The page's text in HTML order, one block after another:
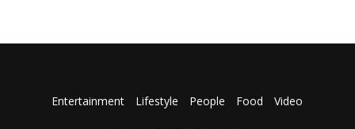
Entertainment Lifestyle People Food Video